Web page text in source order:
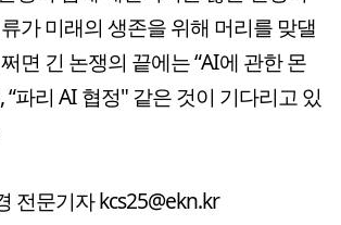
가 미래의 생존을 위해 머리를 맞댈
면 긴 논쟁의 끝에는 “AI에 관한 몬
파리 AI 협정" 같은 것이 기다리고 있
전문기자 kcs25@ekn.kr